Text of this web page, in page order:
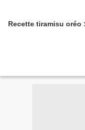
Recette tiramisu oréo